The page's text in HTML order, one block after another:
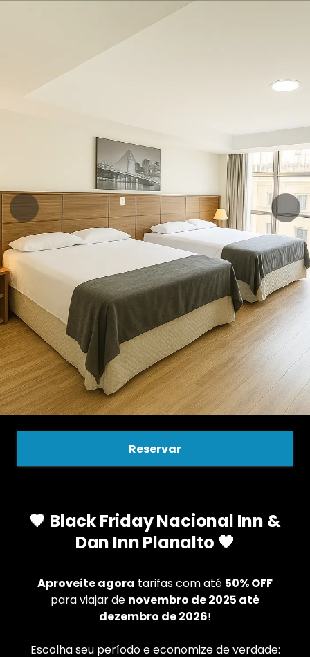
Reservar
🖤 Black Friday Nacional Inn &
Dan Inn Planalto 🖤
Aproveite agora tarifas com até 50% OFF
para viajar de novembro de 2025 até
dezembro de 2026!
Escolha seu período e economize de verdade: